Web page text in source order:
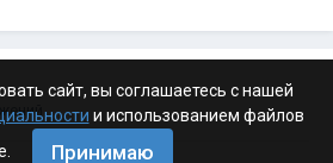
сайт, вы соглашаетесь с нашей
и использованием файлов
Принимаю